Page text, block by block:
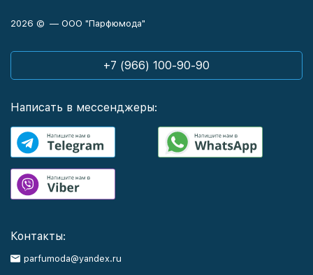
2026 © — ООО "Парфюмода"
+7 (966) 100-90-90
Написать в мессенджеры:
Контакты:
parfumoda@yandex.ru